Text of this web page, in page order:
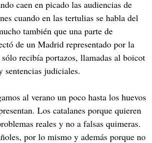
caen en picado las audiencias de
cuando en las tertulias se habla del
también que una parte de
de un Madrid representado por la
recibía portazos, llamadas al boicot
sentencias judiciales.
al verano un poco hasta los huevos
Los catalanes porque quieren
reales y no a falsas quimeras.
por lo mismo y además porque no